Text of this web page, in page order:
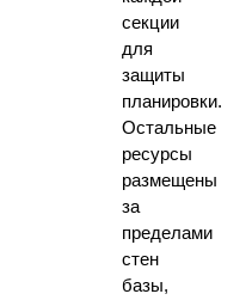
секции
для
защиты
планировки.
Остальные
ресурсы
размещены
за
пределами
стен
базы,